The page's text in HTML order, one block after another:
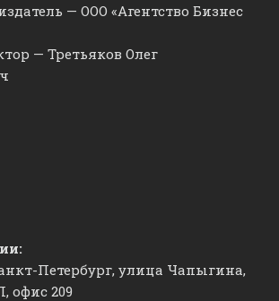
— ООО «Агентство Бизнес
— Третьяков Олег
Петербург, улица Чапыгина,
офис 209